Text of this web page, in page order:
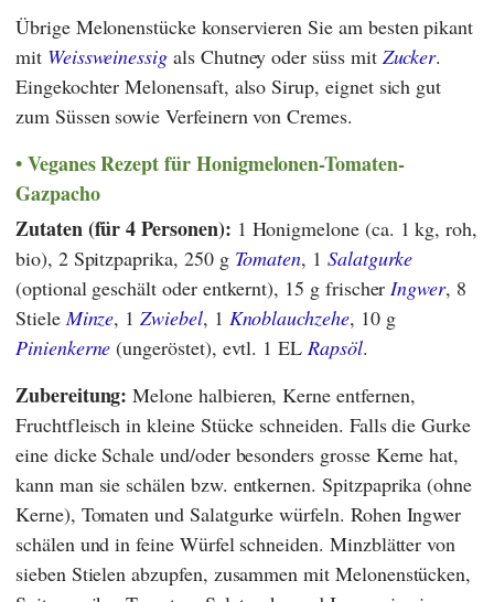
Übrige Melonenstücke konservieren Sie am besten pikant
mit Weissweinessig als Chutney oder süss mit Zucker.
Eingekochter Melonensaft, also Sirup, eignet sich gut
zum Süssen sowie Verfeinern von Cremes.
Veganes Rezept für Honigmelonen-Tomaten-
Gazpacho
Zutaten (für 4 Personen): 1 Honigmelone (ca. 1 kg, roh,
bio), 2 Spitzpaprika, 250 g Tomaten, 1 Salatgurke
(optional geschält oder entkernt), 15 g frischerIngwer, 8
StieleMinze, 1Zwiebel, 1 Knoblauchzehe, 10 g
Pinienkerne (ungeröstet), evtl. 1 ELRapsöl.
Zubereitung:Melone halbieren, Kerne entfernen,
Fruchtfleisch in kleine Stücke schneiden. Falls die Gurke
eine dicke Schale und/oder besonders grosse Kerne hat,
kann man sie schälen bzw. entkernen. Spitzpaprika (ohne
Kerne), Tomaten und Salatgurke würfeln. Rohen Ingwer
schälen und in feine Würfel schneiden. Minzblätter von
sieben Stielen abzupfen, zusammen mit Melonenstücken,